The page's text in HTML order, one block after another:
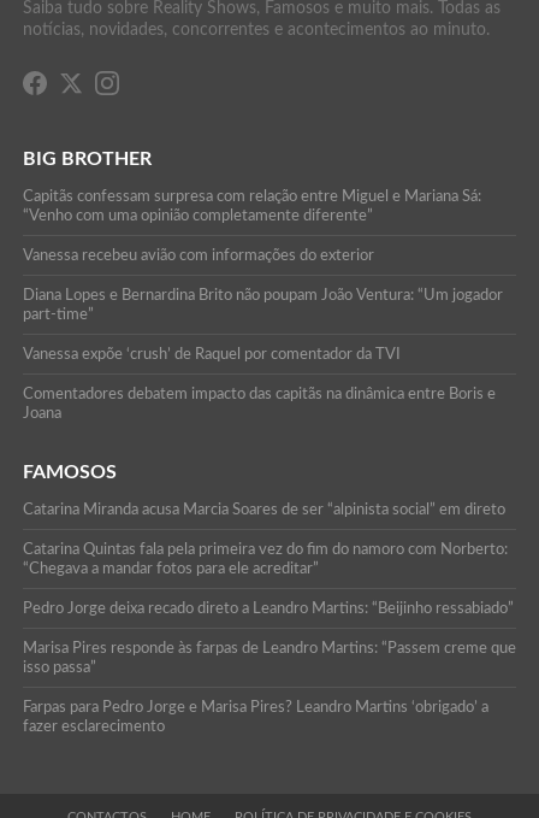
Saiba tudo sobre Reality Shows, Famosos e muito mais. Todas as
notícias, novidades, concorrentes e acontecimentos ao minuto.
BIG BROTHER
Capitãs confessam surpresa com relação entre Miguel e Mariana Sá:
“Venho com uma opinião completamente diferente”
Vanessa recebeu avião com informações do exterior
Diana Lopes e Bernardina Brito não poupam João Ventura: “Um jogador
part-time”
Vanessa expõe ‘crush’ de Raquel por comentador da TVI
Comentadores debatem impacto das capitãs na dinâmica entre Boris e
Joana
FAMOSOS
Catarina Miranda acusa Marcia Soares de ser “alpinista social” em direto
Catarina Quintas fala pela primeira vez do fim do namoro com Norberto:
“Chegava a mandar fotos para ele acreditar”
Pedro Jorge deixa recado direto a Leandro Martins: “Beijinho ressabiado”
Marisa Pires responde às farpas de Leandro Martins: “Passem creme que
isso passa”
Farpas para Pedro Jorge e Marisa Pires? Leandro Martins ‘obrigado’ a
fazer esclarecimento